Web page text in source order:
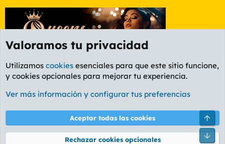
Foro General
Cookies
PL OLDSTYLE AMARILLO
Términos y reglas Política de privacidad Ayuda
Valoramos tu privacidad
Utilizamos cookies esenciales para que este sitio funcione,
y cookies opcionales para mejorar tu experiencia.
Ver más información y configurar tus preferencias
Aceptar todas las cookies
Rechazar cookies opcionales
Pie